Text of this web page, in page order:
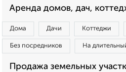
Аренда домов, дач,
Дома Дачи Коттеджи
Без посредников На
Продажа земельных